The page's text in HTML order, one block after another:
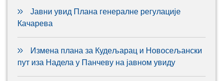
Јавни увид Плана генералне регулације
Качарева
Измена плана за Кудељарац и Новосељански
пут иза Надела у Панчеву на јавном увиду